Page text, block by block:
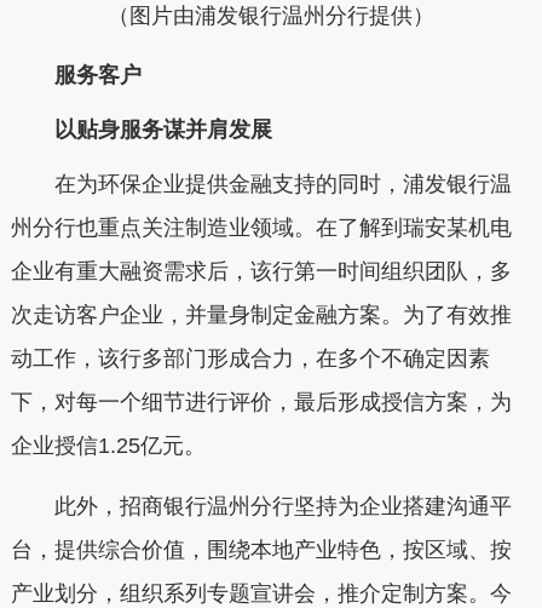
（图片由浦发银行温州分行提供）
服务客户
以贴身服务谋并肩发展
在为环保企业提供金融支持的同时，浦发银行温
州分行也重点关注制造业领域。在了解到瑞安某机电
企业有重大融资需求后，该行第一时间组织团队，多
次走访客户企业，并量身制定金融方案。为了有效推
动工作，该行多部门形成合力，在多个不确定因素
下，对每一个细节进行评价，最后形成授信方案，为
企业授信1.25亿元。
此外，招商银行温州分行坚持为企业搭建沟通平
台，提供综合价值，围绕本地产业特色，按区域、按
产业划分，组织系列专题宣讲会，推介定制方案。今